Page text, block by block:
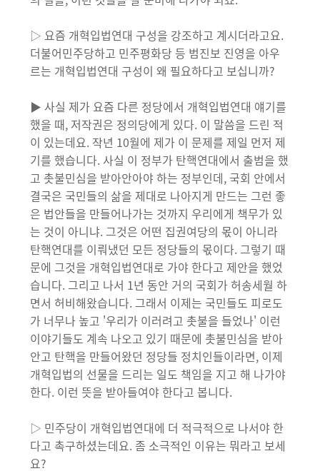
▷ 요즘 개혁입법연대 구성을 강조하고 계시더라고요.
더불어민주당하고 민주평화당 등 범진보 진영을 아우
르는 개혁입법연대 구성이 왜 필요하다고 보십니까?
▶ 사실 제가 요즘 다른 정당에서 개혁입법연대 얘기를
했을 때, 저작권은 정의당에게 있다. 이 말씀을 드린 적
이 있는데요. 작년 10월에 제가 이 문제를 제일 먼저 제
기를 했습니다. 사실 이 정부가 탄핵연대에서 출범을 했
고 촛불민심을 받아안아야 하는 정부인데, 국회 안에서
결국은 국민들의 삶을 제대로 나아지게 만드는 그런 좋
은 법안들을 만들어나가는 것까지 우리에게 책무가 있
는 것이 아니냐. 그것은 어떤 집권여당의 몫이 아니라
탄핵연대를 이뤄냈던 모든 정당들의 몫이다. 그렇기 때
문에 그것을 개혁입법연대로 가야 한다고 제안을 했었
습니다. 그리고 나서 1년 동안 거의 국회가 허송세월 하
면서 허비해왔습니다. 그래서 이제는 국민들도 피로도
가 너무나 높고 '우리가 이러려고 촛불을 들었나' 이런
이야기들도 계속 나오고 있기 때문에 촛불민심을 받아
안고 탄핵을 만들어왔던 정당들 정치인들이라면, 이제
개혁입법의 선물을 드리는 일도 책임을 지고 해 나가야
한다. 이런 뜻을 받아들여야 한다고 봅니다.
▷ 민주당이 개혁입법연대에 더 적극적으로 나서야 한
다고 촉구하셨는데요. 좀 소극적인 이유는 뭐라고 보세
요?